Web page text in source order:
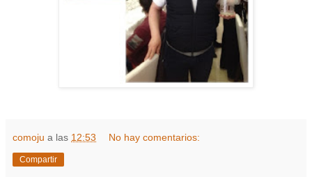
comoju a las 12:53 No hay comentarios:
Compartir